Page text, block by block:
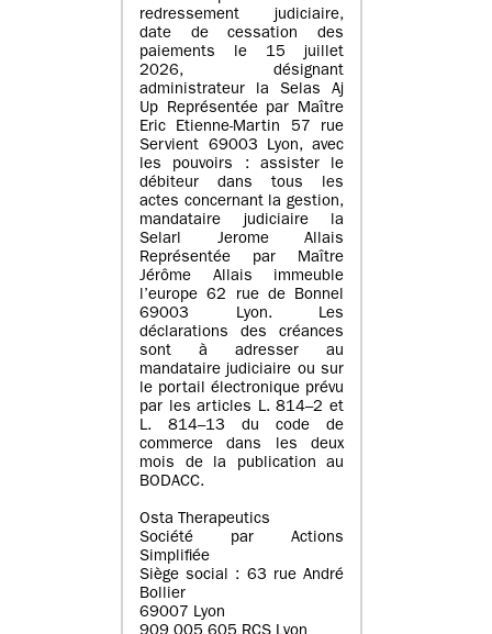
redressement judiciaire,
date de cessation des
paiements le 15 juillet
2026, désignant
administrateur la Selas Aj
Up Représentée par Maître
Eric Etienne-Martin 57 rue
Servient 69003 Lyon, avec
les pouvoirs : assister le
débiteur dans tous les
actes concernant la gestion,
mandataire judiciaire la
Selarl Jerome Allais
Représentée par Maître
Jérôme Allais immeuble
l’europe 62 rue de Bonnel
69003 Lyon. Les
déclarations des créances
sont à adresser au
mandataire judiciaire ou sur
le portail électronique prévu
par les articles L. 814–2 et
L. 814–13 du code de
commerce dans les deux
mois de la publication au
BODACC.
Osta Therapeutics
Société par Actions
Simplifiée
Siège social : 63 rue André
Bollier
69007 Lyon